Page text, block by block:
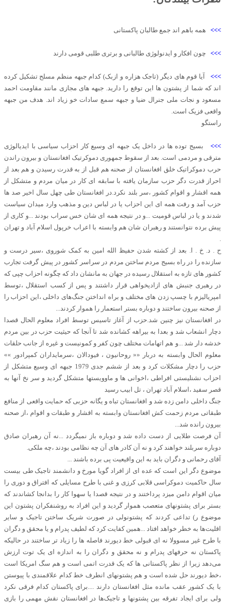
>>> همه باهم اند جمع طالبان پاکستانی
>>> چون افکار و ایدنولوژی طالبانی و برتری طلبی قومی دارند
>>> آیا قوم های دیگر (تاجک هزاره و ازبک) کدام جبهه منظم مسلح تشکیل کرده
اند که شما از پشتون ها این توقع را دارید. جبهه های مجازی مانند مقاومت احمد
مسعود و نجات ملی جنرال ضیا و جبهه سمع سادات خو زیاد اند. هدف من جبهه
واقعی فزیک است.
راستگو
>>> بسیج توده ها در داخل یک جبهه ای وسیع کار احزاب سیاسی با ایدیالوژی
مترقی و مردمی است. بعد از سقوط جمهوری دموکرتیک افغانستان و بیرون راندن
حرب دموکراتیک خلق افغانستان از صحنه هم قبل از به قدرت رسیدن و هم بعد از
احراز قدرت دگر حزب سازمان یافته با سابقه ای کار در میان مردم و متشکل از
همه اقشار و اقوام کشور ،سر بلند نکرد.‌در افغانستان طی چهل سال اخیر صد ها
حزب آمد و رفت همه ای این احزاب یا در لباس دین و مذهب وارد میدان سیاست
شدند و یا در لباس قومیت ...و در نتیجه همه ای شان خس سراب بودند ...و کاری از
پیش برده نتوانستند و رهبران شان هم وابسته با اعراب خرپول اسلام آباد و تهران
ح . د. خ . ا. بعد از کشته شدن حفیظ الله امین به کمک شوروی ،سیر درست و
سازنده را در راه بسیج مردم ساختن مردم در سراسر کشور در پیش گرفت تجارب
کشور های تازه به استقلال رسیده در جهان به مانشان داد که چگونه احزاب چپی که
در رهبری جنبش های ازادیخواهی قرار داشتند و پس از کسب استقلال ،توسط
امپریالیزم با چسپ زدن های مختلف و براه انداختن جنگ‌های داخلی ،این احزاب را
از صحنه بیرون ساختند و دوباره بستر استعمار را هموار کردند...
در افغانستان نیز چنین شد.حزب از آغاز تاسیس توسط افراد معلوم الحال قصدا
دچار انشعاب شد و بعدا به بیراهه کشانده شد تا آنجا که حیثیت حزب در بین مردم
خدشه دار شد ...و هم اتهامات مختلف چون کفر و کمونیست و غیره از جانب حلقات
معلوم الحال وابسته به دربار «« روحانیون ، فیودالان ،سرمایداران کمپرادور »»
حزب را دچار مشکلات کرد و بعد از ششم جدی 1979 جبهه ای وسیع متشکل از
احزاب نشنلیستی افراطی ،اخوانی ها و ماوویستها متشکل گردید و سر نخ آنها به
قصر سفید ،اسلام آباد تهران ، تل ابیب رسید
جنگ داخلی دامن زده شد و افغانستان تباه و یگانه حزبی که حمایت واقعی از منافع
طبقاتی مردم زحمت کش افغانستان وابسته به اقشار و طبقات و اقوام ،از صحنه
بیرون رانده شد...
آن فرصت طلایی از دست داده شد و دوباره باز نمیگردد ...نه آن رهبران صادق
دوباره سربلند خواهند کرد و نه آن کادر های آن چه نظامی بودند ،چه ملکی.
آقای رحمانی و دگران باید به این واقیعیت پی برده باشند ...
موضوع دگر این است که عده ای از افراد گویا مورخ و دانشمند تاجیک طی بیست
سال حاکمیت دموکراسی قلابی کرزی و غنی با طرح مسایلی که افتراق و دوری را
میان اقوام دامن میزد پرداختند و در نتیجه قصدا یا سهوا کار را بدانجا کشاندند که
بستر برای پشتونهای متعصب هموار گردید و این افراد به روشنفکران پشتون این
موضوع ر) تداعی کردند که پشتونولی در صورت شریک ساختن تاجیک و سایر
اقلیت‌ها به خطر خواهد افتاد ...همین کفایت کرد که لطیف پدرام و یا محقق و دگران
با طرح غیر مسوولا نه ای قبولی خط دیورند فاصله ها را زیاد تر ساختند در حالیکه
پاکستان نه حرفهای پدرام و نه محقق و دگران را به اندازه ای یک توت ارزش
می‌دهد زیرا از نظر پاکستانی ها که یک قدرت اتمی است و هم سگ امریکا است
،خط دیورند حل شده است و هم پشتونهای انطرف خط کدام علاقمندی با پیوستن
با یک کشور عقب مانده مثل افغانستان دارند ....برای پاکستان کدام فرقی نکرد
ولی برای ایجاد تفرقه بین پشتونها و تاجیک‌ها در افغانستان نقش مهمی را بازی